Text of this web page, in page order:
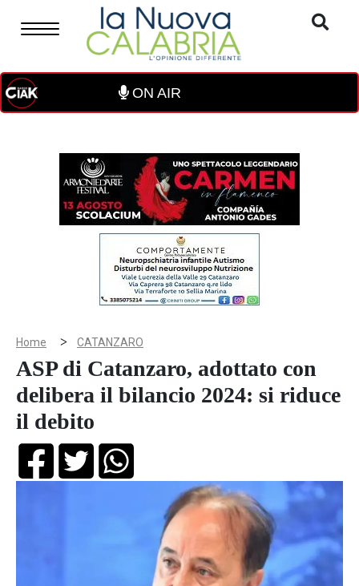
ON AIR
Home > CATANZARO
ASP di Catanzaro, adottato con
delibera il bilancio 2024: si riduce
il debito